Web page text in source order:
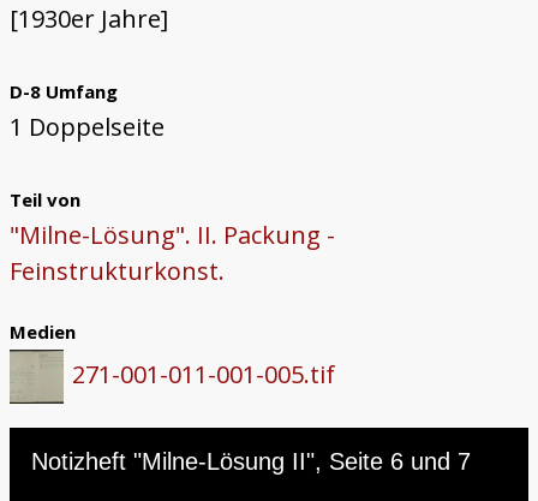
[1930er Jahre]
D-8 Umfang
1 Doppelseite
Teil von
"Milne-Lösung". II. Packung -
Feinstrukturkonst.
Medien
271-001-011-001-005.tif
Media Viewer
Notizheft "Milne-Lösung II", Seite 6 und 7